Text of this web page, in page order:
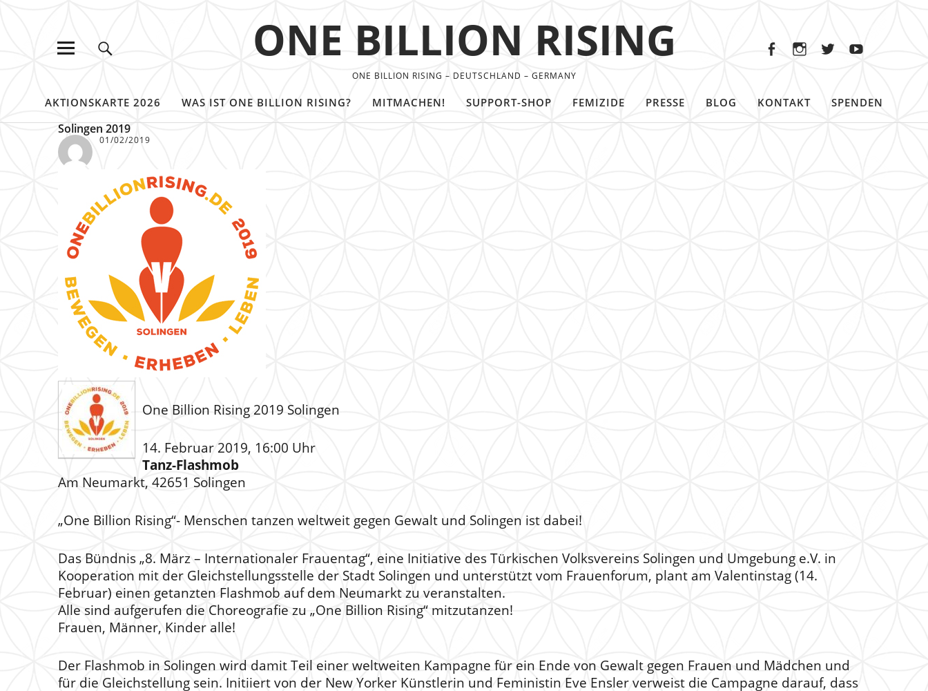
ONE BILLION RISING
ONE BILLION RISING – DEUTSCHLAND – GERMANY
AKTIONSKARTE 2026 WAS IST ONE BILLION RISING? MITMACHEN! SUPPORT-SHOP FEMIZIDE PRESSE BLOG KONTAKT SPENDEN
Solingen 2019
01/02/2019
One Billion Rising 2019 Solingen
14. Februar 2019, 16:00 Uhr
Tanz-Flashmob
Am Neumarkt, 42651 Solingen
„One Billion Rising“- Menschen tanzen weltweit gegen Gewalt und Solingen ist dabei!
Das Bündnis „8. März – Internationaler Frauentag“, eine Initiative des Türkischen Volksvereins Solingen und Umgebung e.V. in
Kooperation mit der Gleichstellungsstelle der Stadt Solingen und unterstützt vom Frauenforum, plant am Valentinstag (14.
Februar) einen getanzten Flashmob auf dem Neumarkt zu veranstalten.
Alle sind aufgerufen die Choreografie zu „One Billion Rising“ mitzutanzen!
Frauen, Männer, Kinder alle!
Der Flashmob in Solingen wird damit Teil einer weltweiten Kampagne für ein Ende von Gewalt gegen Frauen und Mädchen und
für die Gleichstellung sein. Initiiert von der New Yorker Künstlerin und Feministin Eve Ensler verweist die Campagne darauf, dass